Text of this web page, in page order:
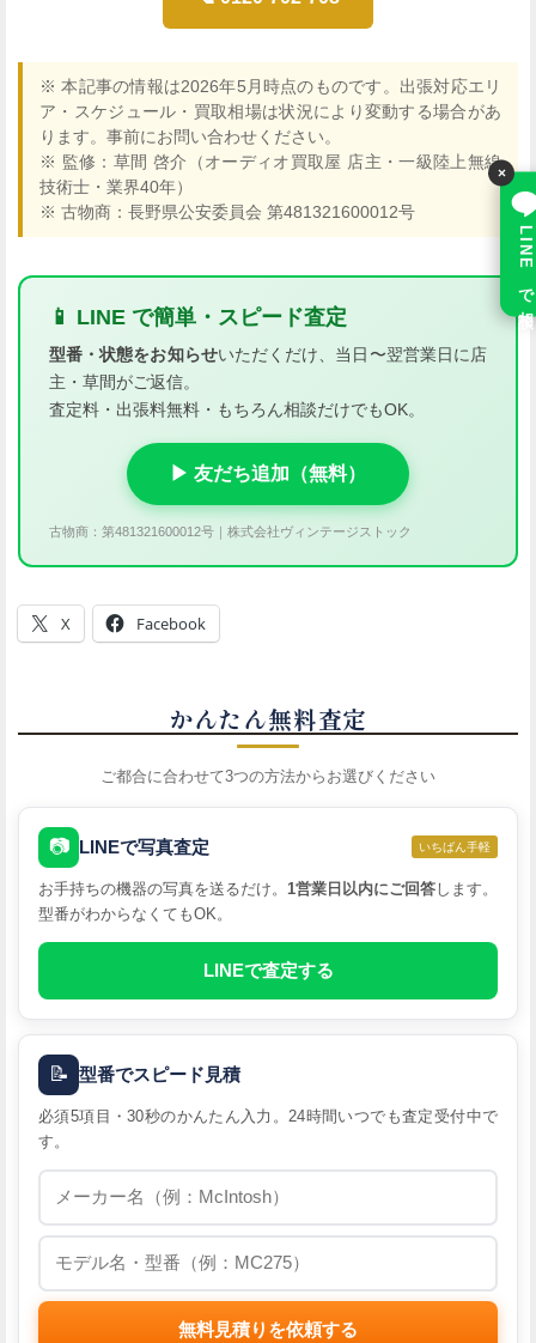
※ 本記事の情報は2026年5月時点のものです。出張対応エリ
ア・スケジュール・買取相場は状況により変動する場合があ
ります。事前にお問い合わせください。
※ 監修：草間 啓介（オーディオ買取屋 店主・一級陸上無線
技術士・業界40年）
※ 古物商：長野県公安委員会 第481321600012号
📱 LINE で簡単・スピード査定
型番・状態をお知らせいただくだけ、当日〜翌営業日に店
主・草間がご返信。
査定料・出張料無料・もちろん相談だけでもOK。
▶ 友だち追加（無料）
古物商：第481321600012号｜株式会社ヴィンテージストック
X Facebook
かんたん無料査定
ご都合に合わせて3つの方法からお選びください
📷 LINEで写真査定 いちばん手軽
お手持ちの機器の写真を送るだけ。 1営業日以内にご回答 します。
型番がわからなくてもOK。
LINEで査定する
📝 型番でスピード見積
必須5項目・30秒のかんたん入力。24時間いつでも査定受付中で
す。
無料見積りを依頼する
LINE で相談
×